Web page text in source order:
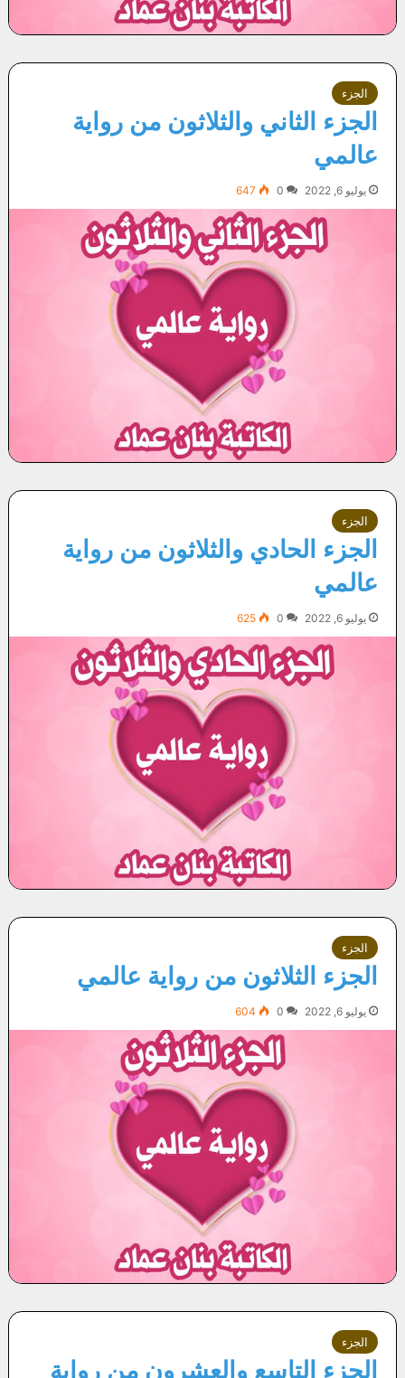
الجزء
الجزء الثاني والثلاثون من رواية
عالمي
يوليو 6, 2022 0
647
الجزء
الجزء الحادي والثلاثون من رواية
عالمي
يوليو 6, 2022 0
625
الجزء
الجزء الثلاثون من رواية عالمي
يوليو 6, 2022 0
604
الجزء
الجزء التاسع والعشرون من رواية